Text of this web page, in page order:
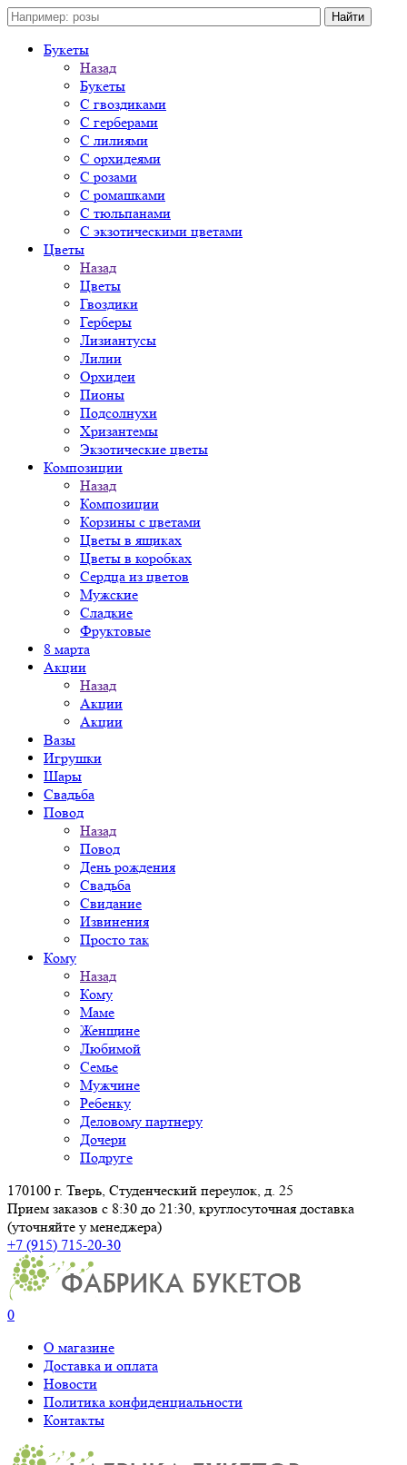
Букеты
Назад
Букеты
С гвоздиками
С герберами
С лилиями
С орхидеями
С розами
С ромашками
С тюльпанами
С экзотическими цветами
Цветы
Назад
Цветы
Гвоздики
Герберы
Лизиантусы
Лилии
Орхидеи
Пионы
Подсолнухи
Хризантемы
Экзотические цветы
Композиции
Назад
Композиции
Корзины с цветами
Цветы в ящиках
Цветы в коробках
Сердца из цветов
Мужские
Сладкие
Фруктовые
8 марта
Акции
Назад
Акции
Акции
Вазы
Игрушки
Шары
Свадьба
Повод
Назад
Повод
День рождения
Свадьба
Свидание
Извинения
Просто так
Кому
Назад
Кому
Маме
Женщине
Любимой
Семье
Мужчине
Ребенку
Деловому партнеру
Дочери
Подруге
170100 г. Тверь, Студенческий переулок, д. 25
Прием заказов с 8:30 до 21:30, круглосуточная доставка
(уточняйте у менеджера)
+7 (915) 715-20-30
0
О магазине
Доставка и оплата
Новости
Политика конфиденциальности
Контакты